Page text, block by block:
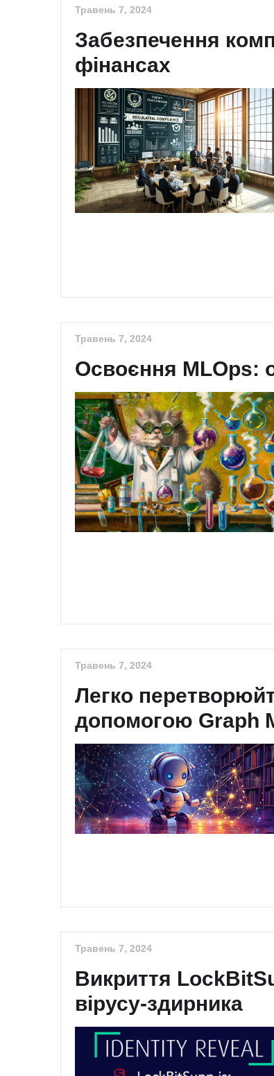
Травень 7, 2024
Забезпечення
фінансах
Травень 7, 2024
Освоєння MLOps:
Травень 7, 2024
Легко
допомогою Graph
Травень 7, 2024
Викриття
вірусу-здирника